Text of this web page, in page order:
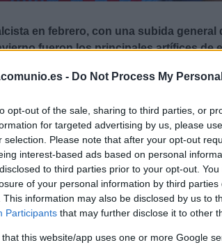
- Do Not Process My
opt-out of the sale, sharing to third parties, or
for targeted advertising by us, please
selection. Please note that after your opt-out
interest-based ads based on personal
to third parties prior to your opt-out.
of your personal information by third parties
This information may also be disclosed by us to
Participants that may further disclose it to other
that this website/app uses one or more Google
en febrero, con una subida general
fueron los principales artífices de
los jugadores del Barça Aubameyang
activos en el mercado de invierno y dos
de valor de mercado de febrero:
por los blaugranas sobre la bocina,
millones y a día 28 cuesta 17.230.000 €.
35 puntos en cuatro partidos de liga.
su compañeroAdama Traoré . El extremo